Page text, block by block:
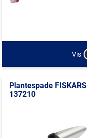
Vis
Plantespade FISKARS
137210